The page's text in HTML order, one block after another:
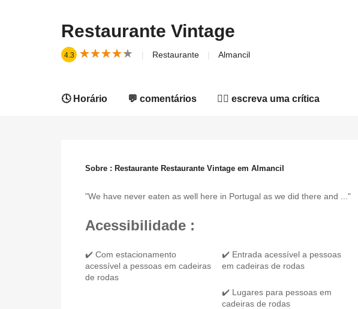
Restaurante Vintage
4.3 ★★★★★
★★★★★ Restaurante Almancil
🕓 Horário 💬 comentários ✍🏻 escreva uma crítica
Sobre : Restaurante Restaurante Vintage em Almancil
"We have never eaten as well here in Portugal as we did there and ..."
Acessibilidade :
✔️ Com estacionamento
acessível a pessoas em cadeiras
de rodas
✔️ Entrada acessível a pessoas
em cadeiras de rodas
✔️ Lugares para pessoas em
cadeiras de rodas